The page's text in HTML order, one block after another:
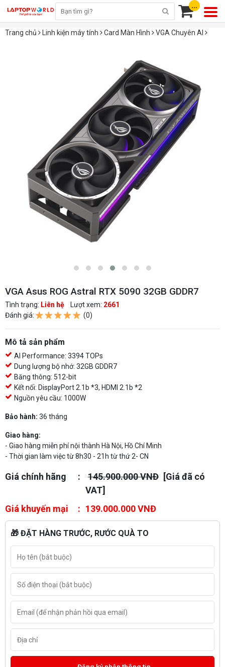
...
Trang chủ Linh kiện máy tính Card Màn Hình VGA Chuyên AI
VGA Asus ROG Astral RTX 5090 32GB GDDR7
Tình trạng: Liên hệ Lượt xem: 2661
Đánh giá:
(0)
Mô tả sản phẩm
AI Performance: 3394 TOPs
Dung lượng bộ nhớ: 32GB GDDR7
Băng thông: 512-bit
Kết nối: DisplayPort 2.1b *3, HDMI 2.1b *2
Nguồn yêu cầu: 1000W
Bảo hành: 36 tháng
Giao hàng:
- Giao hàng miễn phí nội thành Hà Nội, Hồ Chí Minh
- Thời gian làm việc từ 8h30 - 21h từ thứ 2- CN
Giá chính hãng 145.900.000 VNĐ [Giá đã có
VAT]
Giá khuyến mại
139.000.000 VNĐ
🎁 ĐẶT HÀNG TRƯỚC, RƯỚC QUÀ TO